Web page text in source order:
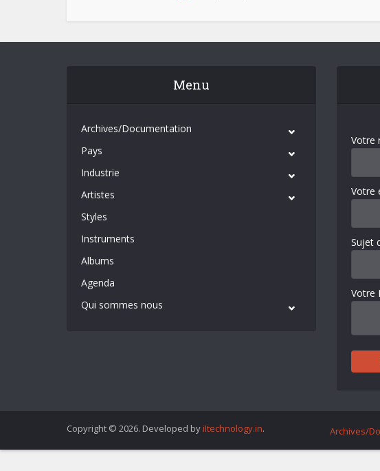
Menu
Archives/Documentation
Pays
Industrie
Artistes
Styles
Instruments
Albums
Agenda
Qui sommes nous
Votre
Votre
Sujet
Votre
Copyright © 2026. Developed by iItechnology.in. Archives/